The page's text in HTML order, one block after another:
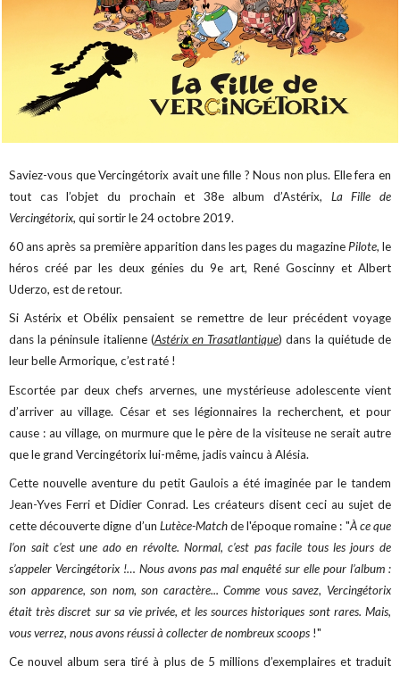
Saviez-vous que Vercingétorix avait une fille ? Nous non plus. Elle fera en
tout cas l’objet du prochain et 38e album d’Astérix, La Fille de
Vercingétorix, qui sortir le 24 octobre 2019.
60 ans après sa première apparition dans les pages du magazinePilote, le
héros créé par les deux génies du 9e art, René Goscinny et Albert
Uderzo, est de retour.
Si Astérix et Obélix pensaient se remettre de leur précédent voyage
dans la péninsule italienne (Astérix en Trasatlantique) dans la quiétude de
leur belle Armorique, c’est raté !
Escortée par deux chefs arvernes, une mystérieuse adolescente vient
d’arriver au village. César et ses légionnaires la recherchent, et pour
cause : au village, on murmure que le père de la visiteuse ne serait autre
que le grand Vercingétorix lui-même, jadis vaincu à Alésia.
Cette nouvelle aventure du petit Gaulois a été imaginée par le tandem
Jean-Yves Ferri et Didier Conrad. Les créateurs disent ceci au sujet de
cette découverte digne d’un Lutèce-Matchde l'époque romaine : "À ce que
l’on sait c’est une ado en révolte. Normal, c’est pas facile tous les jours de
s’appeler Vercingétorix !… Nous avons pas mal enquêté sur elle pour l’album :
son apparence, son nom, son caractère... Comme vous savez, Vercingétorix
était très discret sur sa vie privée, et les sources historiques sont rares. Mais,
vous verrez, nous avons réussi à collecter de nombreux scoops !"
Ce nouvel album sera tiré à plus de 5 millions d’exemplaires et traduit